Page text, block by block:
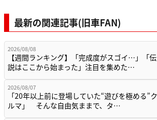
最新の関連記事(旧車FAN)
2026/08/08
【週間ランキング】「完成度がスゴイ…」「伝
説はここから始まった」注目を集めた…
2026/08/07
「20年以上前に登場していた“遊びを極める”ク
ルマ」 そんな自由気ままで、タ…